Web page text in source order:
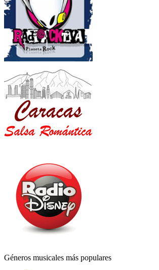
Géneros musicales más populares